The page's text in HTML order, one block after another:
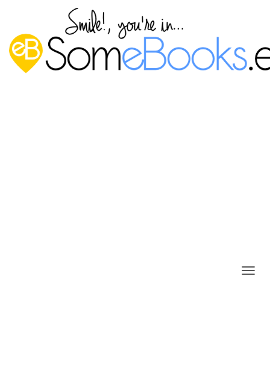
Real Academia Española de la